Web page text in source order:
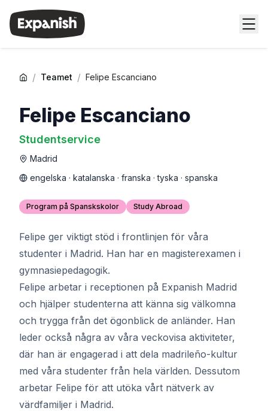
/ Teamet / Felipe Escanciano
Felipe Escanciano
Studentservice
Madrid
engelska · katalanska · franska · tyska · spanska
Program på Spanskskolor Study Abroad
Felipe ger viktigt stöd i frontlinjen för våra
studenter i Madrid. Han har en magisterexamen i
gymnasiepedagogik.
Felipe arbetar i receptionen på Expanish Madrid
och hjälper studenterna att känna sig välkomna
och trygga från det ögonblick de anländer. Han
leder också några av våra veckovisa aktiviteter,
där han är engagerad i att dela madrileño-kultur
med våra studenter från hela världen. Dessutom
arbetar Felipe för att utöka vårt nätverk av
värdfamiljer i Madrid.